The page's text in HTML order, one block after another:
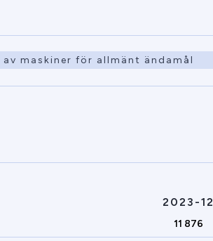
maskiner för allmänt ändamål
2023-12
11 876